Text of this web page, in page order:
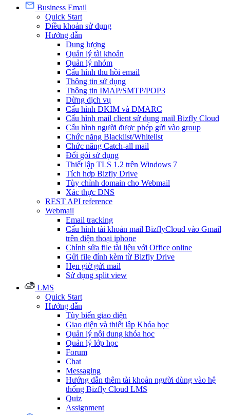
Business Email
Quick Start
Điều khoản sử dụng
Hướng dẫn
Dung lượng
Quản lý tài khoản
Quản lý nhóm
Cấu hình thu hồi email
Thông tin sử dụng
Thông tin IMAP/SMTP/POP3
Dừng dịch vụ
Cấu hình DKIM và DMARC
Cấu hình mail client sử dụng mail Bizfly Cloud
Cấu hình người được phép gửi vào group
Chức năng Blacklist/Whitelist
Chức năng Catch-all mail
Đổi gói sử dụng
Thiết lập TLS 1.2 trên Windows 7
Tích hợp Bizfly Drive
Tùy chỉnh domain cho Webmail
Xác thực DNS
REST API reference
Webmail
Email tracking
Cấu hình tài khoản mail BizflyCloud vào Gmail
trên điện thoại iphone
Chỉnh sửa file tài liệu với Office online
Gửi file đính kèm từ Bizfly Drive
Hẹn giờ gửi mail
Sử dụng split view
LMS
Quick Start
Hướng dẫn
Tùy biến giao diện
Giao diện và thiết lập Khóa học
Quản lý nội dung khóa học
Quản lý lớp học
Forum
Chat
Messaging
Hướng dẫn thêm tài khoản người dùng vào hệ
thống Bizfly Cloud LMS
Quiz
Assignment